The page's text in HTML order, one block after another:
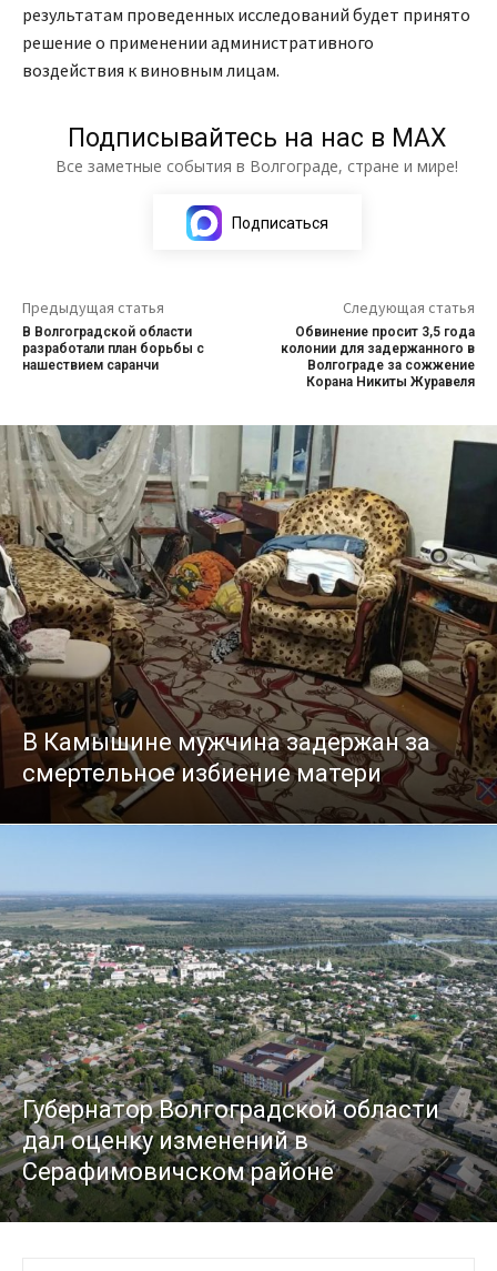
результатам проведенных исследований будет принято
решение о применении административного
воздействия к виновным лицам.
Подписывайтесь на нас в МАХ
Все заметные события в Волгограде, стране и мире!
Подписаться
Предыдущая статья
В Волгоградской области
разработали план борьбы с
нашествием саранчи
Следующая статья
Обвинение просит 3,5 года
колонии для задержанного в
Волгограде за сожжение
Корана Никиты Журавеля
В Камышине мужчина задержан за
смертельное избиение матери
Губернатор Волгоградской области
дал оценку изменений в
Серафимовичском районе